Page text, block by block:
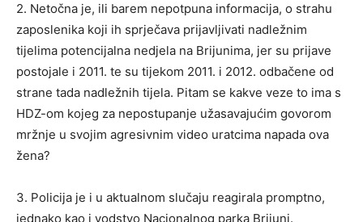
2. Netočna je, ili barem nepotpuna informacija, o strahu
zaposlenika koji ih sprječava prijavljivati nadležnim
tijelima potencijalna nedjela na Brijunima, jer su prijave
postojale i 2011. te su tijekom 2011. i 2012. odbačene od
strane tada nadležnih tijela. Pitam se kakve veze to ima s
HDZ-om kojeg za nepostupanje užasavajućim govorom
mržnje u svojim agresivnim video uratcima napada ova
žena?
3. Policija je i u aktualnom slučaju reagirala promptno,
jednako kao i vodstvo Nacionalnog parka Brijuni.